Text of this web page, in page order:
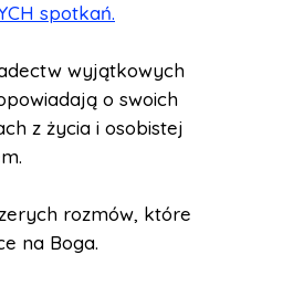
spotkań.
wyjątkowych
o swoich
z życia i osobistej
rozmów, które
na Boga.